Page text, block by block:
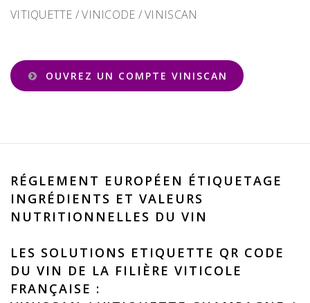
VITIQUETTE / VINICODE / VINISCAN
OUVREZ UN COMPTE VINISCAN
RÉGLEMENT EUROPÉEN ÉTIQUETAGE
INGRÉDIENTS ET VALEURS
NUTRITIONNELLES DU VIN
LES SOLUTIONS ETIQUETTE QR CODE
DU VIN DE LA FILIÈRE VITICOLE
FRANÇAISE :